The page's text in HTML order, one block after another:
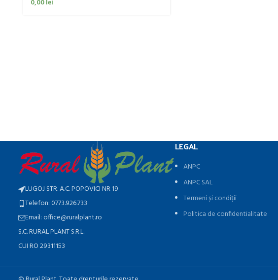
0,00lei
LUGOJ STR. A.C. POPOVICI NR 19
Telefon: 0773.926.733
Email: office@ruralplant.ro
S.C. RURAL PLANT S.R.L.
CUI RO 29311153
LEGAL
ANPC
ANPC SAL
Termeni și condiții
Politica de confidentialitate